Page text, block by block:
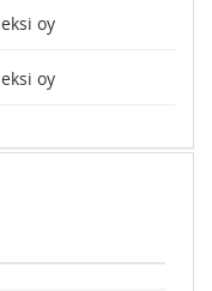
eksi oy
eksi oy